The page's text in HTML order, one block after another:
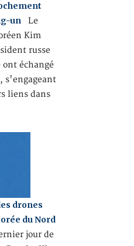
unLe
Kim
russe
échangé
s'engageant
liens dans
drones
du Nord
jour de